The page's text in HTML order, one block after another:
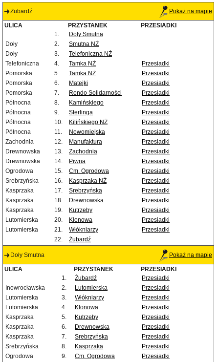
Żubardź Pokaż na mapie
ULICA PRZYSTANEK
PRZESIADKI
1.
Doły Smutna
Doły
2.
Smutna NŻ
Doły
3.
Telefoniczna NŻ
Telefoniczna
4. Tamka NŻ
Przesiadki
Pomorska
5. Tamka NŻ
Przesiadki
Pomorska
6. Matejki
Przesiadki
Pomorska
7. Rondo Solidarności
Przesiadki
Północna
8. Kamińskiego
Przesiadki
Północna
9. Sterlinga
Przesiadki
Północna
10. Kilińskiego NŻ
Przesiadki
Północna
11. Nowomiejska
Przesiadki
Zachodnia
12. Manufaktura
Przesiadki
Drewnowska
13. Zachodnia
Przesiadki
Drewnowska
14. Piwna
Przesiadki
Ogrodowa
15. Cm. Ogrodowa
Przesiadki
Srebrzyńska
16. Kasprzaka NŻ
Przesiadki
Kasprzaka
17. Srebrzyńska
Przesiadki
Kasprzaka
18. Drewnowska
Przesiadki
Kasprzaka
19. Kutrzeby
Przesiadki
Lutomierska
20. Klonowa
Przesiadki
Lutomierska
21. Włókniarzy
Przesiadki
22.
Żubardź
Doły Smutna Pokaż na mapie
ULICA PRZYSTANEK
PRZESIADKI
1.
Żubardź
Przesiadki
Inowrocławska
2. Lutomierska
Przesiadki
Lutomierska
3. Włókniarzy
Przesiadki
Lutomierska
4. Klonowa
Przesiadki
Kasprzaka
5. Kutrzeby
Przesiadki
Kasprzaka
6. Drewnowska
Przesiadki
Kasprzaka
7. Srebrzyńska
Przesiadki
Srebrzyńska
8. Kasprzaka
Przesiadki
Ogrodowa
9. Cm. Ogrodowa Przesiadki